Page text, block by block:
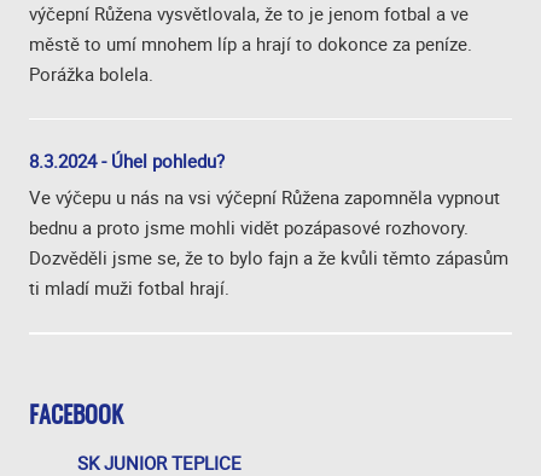
FACEBOOK
SK JUNIOR TEPLICE
výčepní Růžena vysvětlovala, že to je jenom fotbal a ve
městě to umí mnohem líp a hrají to dokonce za peníze.
Porážka bolela.
8.3.2024 - Úhel pohledu?
Ve výčepu u nás na vsi výčepní Růžena zapomněla vypnout
bednu a proto jsme mohli vidět pozápasové rozhovory.
Dozvěděli jsme se, že to bylo fajn a že kvůli těmto zápasům
ti mladí muži fotbal hrají.